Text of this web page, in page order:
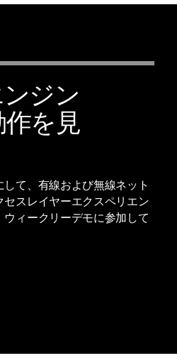
ンジン
を見
て、有線および無線ネット
セスレイヤーエクスペリエン
ウィークリーデモに参加して